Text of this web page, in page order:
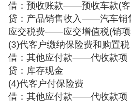
借：预收账款——预收车款(
贷：产品销售收入——汽车销
应交税费——应交增值税(销
(3)代客户缴纳保险费和购置税
借：其他应付款——代收款项
贷：库存现金
(4)代客户付保险费
借：其他应付款——代收款项